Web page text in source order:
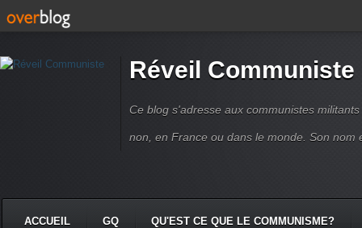
Réveil Communiste
Ce blog s'adresse aux communistes
non, en France ou dans le monde. Son nom
ACCUEIL GQ QU'EST CE QUE LE COMMUNISME?